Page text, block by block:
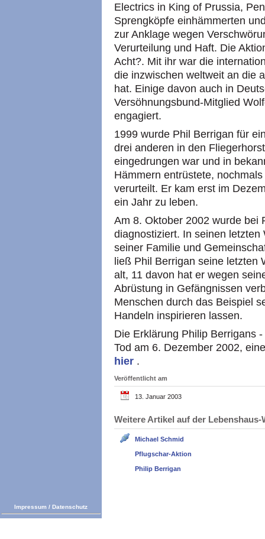
Electrics in King of Prussia,
Sprengköpfe einhämmerten
zur Anklage wegen
Verurteilung und Haft. Die
Acht?. Mit ihr war die
die inzwischen weltweit an die
hat. Einige davon auch in
Versöhnungsbund-Mitglied
engagiert.
1999 wurde Phil Berrigan für
drei anderen in den
eingedrungen war und in
Hämmern entrüstete,
verurteilt. Er kam erst im
ein Jahr zu leben.
Am 8. Oktober 2002 wurde bei
diagnostiziert. In seinen
seiner Familie und
ließ Phil Berrigan seine letzten
alt, 11 davon hat er wegen
Abrüstung in Gefängnissen
Menschen durch das Beispiel
Handeln inspirieren lassen.
Die Erklärung Philip Berrigans
Tod am 6. Dezember 2002,
hier .
Veröffentlicht am
13. Januar 2003
Weitere Artikel auf der
Michael Schmid
Pflugschar-Aktion
Philip Berrigan
Impressum / Datenschutz